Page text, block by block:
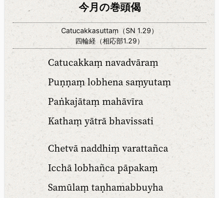
今月の巻頭偈
Catucakkasuttaṃ（SN 1.29）
四輪経（相応部1.29）
Catucakkaṃ navadvāraṃ
Puṇṇaṃ lobhena saṃyutaṃ
Paṅkajātaṃ mahāvīra
Kathaṃ yātrā bhavissati
Chetvā naddhiṃ varattañca
Icchā lobhañca pāpakaṃ
Samūlaṃ taṇhamabbuyha